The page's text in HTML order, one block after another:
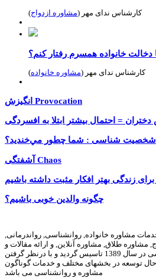
کارشناس ندای مهر (مشاوره ازدواج)
دخالت خانواده همسرم رفتار کنم؟
کارشناس ندای مهر (مشاوره خانواده)
انگیزش Provocation
= احتمال بیشتر ابتلا به افسردگی
شخصیت شناسی : شما چطور مي‌خنديد؟
آشفتگی Chaos
زندگی بهتر افکار مثبت داشته باشیم
چگونه والدين خوبى باشيم؟
مشاوره خانواده, روانشناسی, رواندرمانی,
طلاق, مشاوره آنلاین, و ارائه مقالات و
متون با کیفیت در حوزه روانشناسی در سال 1389 تاسیس گردید و با درنظر گرفتن
حال توسعه در بخشهای مختلف و خدمات گوناگون
مشاوره و روانشناسی می باشد